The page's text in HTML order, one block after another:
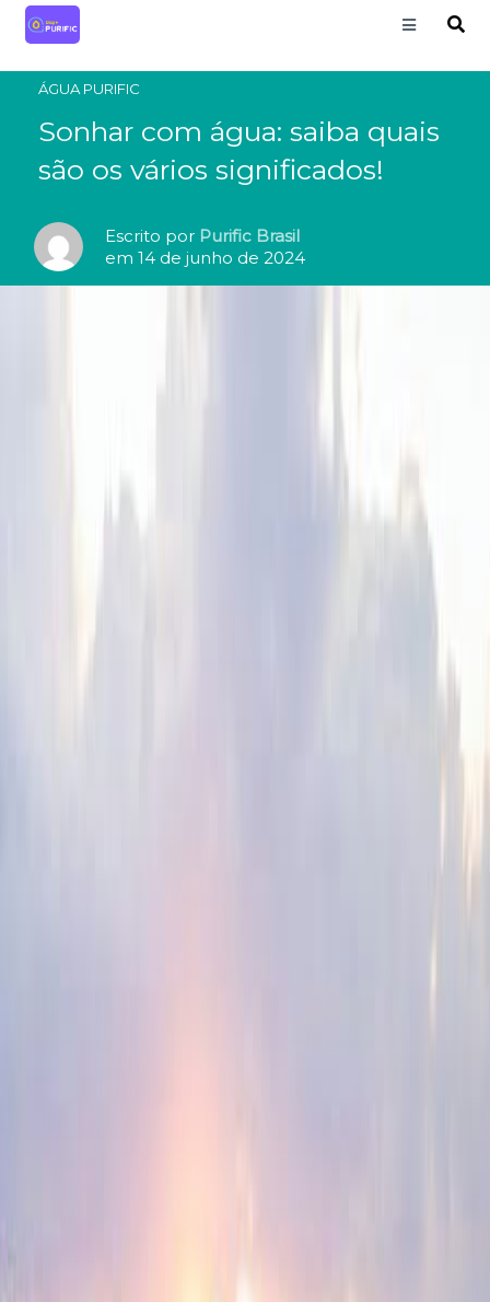
ÁGUA PURIFIC
Sonhar com água: saiba quais
são os vários significados!
Escrito por Purific Brasil
em 14 de junho de 2024